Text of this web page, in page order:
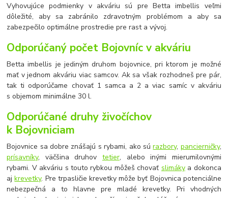
Vyhovujúce podmienky v akváriu sú pre Betta imbellis veľmi
dôležité, aby sa zabránilo zdravotným problémom a aby sa
zabezpečilo optimálne prostredie pre rast a vývoj.
Odporúčaný počet Bojovníc v akváriu
Betta imbellis je jediným druhom bojovnice, pri ktorom je možné
mať v jednom akváriu viac samcov. Ak sa však rozhodneš pre pár,
tak ti odporúčame chovať 1 samca a 2 a viac samíc v akváriu
s objemom minimálne 30 l.
Odporúčané druhy živočíchov
k Bojovniciam
Bojovnice sa dobre znášajú s rybami, ako súrazbory, pancierničky,
prísavníky, väčšina druhov tetier, alebo inými mierumilovnými
rybami. V akváriu s touto rybkou môžeš chovať slimákya dokonca
ajkrevetky. Pre trpasličie krevetky môže byť Bojovnica potenciálne
nebezpečná a to hlavne pre mladé krevetky. Pri vhodných